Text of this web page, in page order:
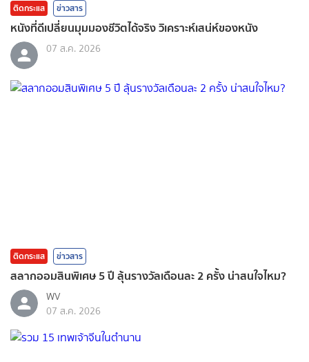
ติดกระแส ข่าวสาร
หนังที่ดีเปลี่ยนมุมมองชีวิตได้จริง วิเคราะห์เสน่ห์ของหนัง
07 ส.ค. 2026
ติดกระแส ข่าวสาร
สลากออมสินพิเศษ 5 ปี ลุ้นรางวัลเดือนละ 2 ครั้ง น่าสนใจไหม?
WV
07 ส.ค. 2026